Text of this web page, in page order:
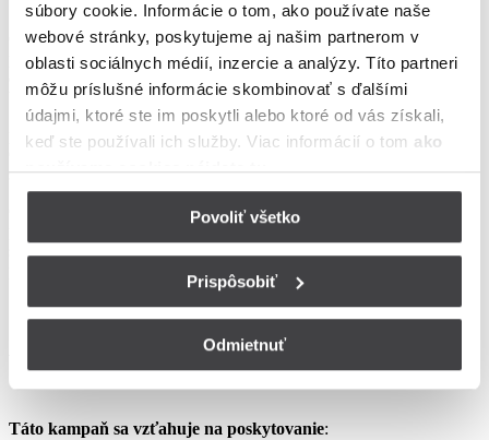
súbory cookie. Informácie o tom, ako používate naše
webové stránky, poskytujeme aj našim partnerom v
oblasti sociálnych médií, inzercie a analýzy. Títo partneri
môžu príslušné informácie skombinovať s ďalšími
údajmi, ktoré ste im poskytli alebo ktoré od vás získali,
keď ste používali ich služby. Viac informácií o tom ako
používame cookies nájdete tu.
Povoliť všetko
Prispôsobiť
Odmietnuť
Ostatné práva a povinnosti Poskytovateľa a Užívateľa v týchto
podmienkach neupravené sa riadia Zmluvou o poskytovaní verejne
dostupných služieb, vrátane všetkých jej súčastí, t.j. najmä
Všeobecných obchodných
podmienok na poskytovanie verejne dostupných služieb,
Osobitných podmienok, Tarify UPC Internet a Tarify jednorazových
služieb a iných platieb.
Ceny v týchto podmienkach kampane predstavujú mesačné
Aprílový Crazy Week – Internet samostatne – LIS
Táto kampaň sa vzťahuje na poskytovanie: